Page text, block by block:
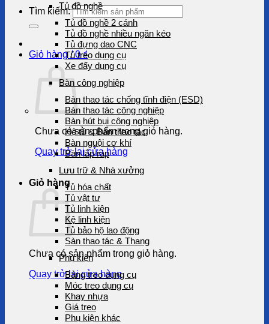
Tìm kiếm:
Giỏ hàng /0₫
Chưa có sản phẩm trong giỏ hàng.
Quay trở lại cửa hàng
Giỏ hàng
Chưa có sản phẩm trong giỏ hàng.
Quay trở lại cửa hàng
Tủ đồ nghề
Tủ đồ nghề 2 cánh
Tủ đồ nghề nhiều ngăn kéo
Tủ đựng dao CNC
Tủ treo dụng cụ
Xe đẩy dụng cụ
Bàn công nghiệp
Bàn thao tác chống tĩnh điện (ESD)
Bàn thao tác công nghiệp
Bàn hút bụi công nghiệp
Hệ tủ & Bàn thao tác
Bàn nguội cơ khí
Bàn lắp ráp
Lưu trữ & Nhà xưởng
Tủ hóa chất
Tủ vật tư
Tủ linh kiện
Kệ linh kiện
Tủ bảo hộ lao động
Sàn thao tác & Thang
Phụ kiện
Bảng treo dụng cụ
Móc treo dụng cụ
Khay nhựa
Giá treo
Phụ kiện khác